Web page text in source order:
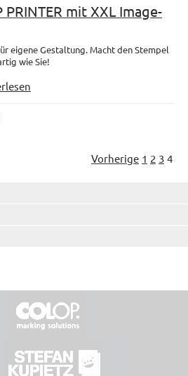
PRINTER mit XXL Image-
eigene Gestaltung. Macht den Stempel
wie Sie!
Vorherige 1 2 3 4